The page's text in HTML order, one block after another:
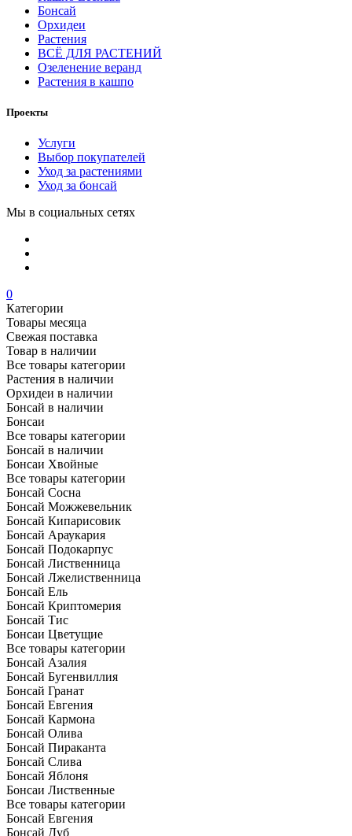
Бонсай
Орхидеи
Растения
ВСЁ ДЛЯ РАСТЕНИЙ
Озеленение веранд
Растения в кашпо
Проекты
Услуги
Выбор покупателей
Уход за растениями
Уход за бонсай
Мы в социальных сетях
0
Категории
Товары месяца
Свежая поставка
Товар в наличии
Все товары категории
Растения в наличии
Орхидеи в наличии
Бонсай в наличии
Бонсаи
Все товары категории
Бонсай в наличии
Бонсаи Хвойные
Все товары категории
Бонсай Сосна
Бонсай Можжевельник
Бонсай Кипарисовик
Бонсай Араукария
Бонсай Подокарпус
Бонсай Лиственница
Бонсай Лжелиственница
Бонсай Ель
Бонсай Криптомерия
Бонсай Тис
Бонсаи Цветущие
Все товары категории
Бонсай Азалия
Бонсай Бугенвиллия
Бонсай Гранат
Бонсай Евгения
Бонсай Кармона
Бонсай Олива
Бонсай Пираканта
Бонсай Слива
Бонсай Яблоня
Бонсаи Лиственные
Все товары категории
Бонсай Евгения
Бонсай Дуб